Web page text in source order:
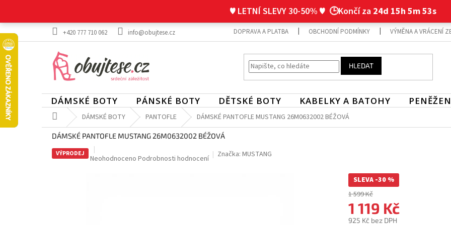
obsah
♥ LETNÍ SLEVY 30-50% ♥ 🕒Končí za 24d 15h 5m 52s
+420 777 710 062 info@obujtese.cz DOPRAVA A PLATBA OBCHODNÍ PODMÍNKY VÝMĚNA A VRÁCENÍ
HLEDAT
DÁMSKÉ BOTY PÁNSKÉ BOTY DĚTSKÉ BOTY KABELKY A BATOHY
Domů DÁMSKÉ BOTY PANTOFLE DÁMSKÉ PANTOFLE MUSTANG 26M0632002 BÉŽOVÁ
DÁMSKÉ PANTOFLE MUSTANG 26M0632002 BÉŽOVÁ
VÝPRODEJ
Průměrné
Neohodnoceno Podrobnosti hodnocení Značka: MUSTANG
SLEVA -30 %
1 599 Kč
1 119 Kč
925 Kč bez DPH